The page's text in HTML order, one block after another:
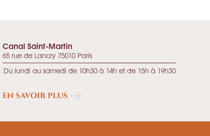
Canal Saint-Martin
65 rue de Lancry 75010 Paris
Du lundi au samedi de 10h30 à 14h et de 15h à 19h30
EN SAVOIR PLUS